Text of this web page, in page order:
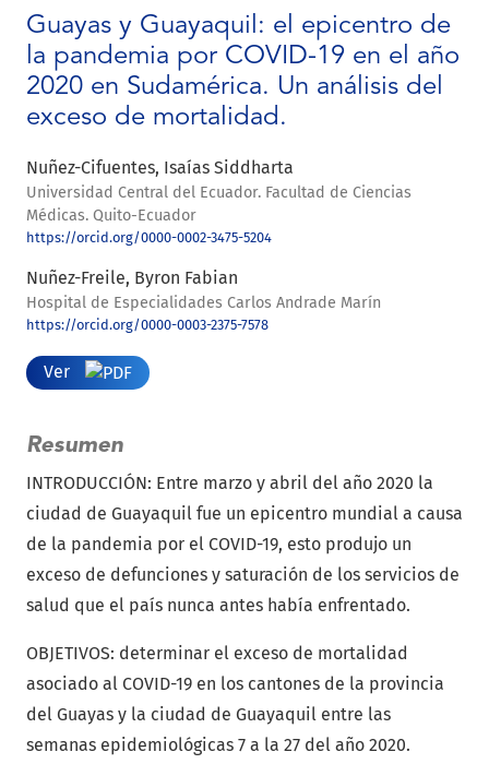
Guayas y Guayaquil: el epicentro de
la pandemia por COVID-19 en el año
2020 en Sudamérica. Un análisis del
exceso de mortalidad.
Nuñez-Cifuentes, Isaías Siddharta
Universidad Central del Ecuador. Facultad de Ciencias
Médicas. Quito-Ecuador
https://orcid.org/0000-0002-3475-5204
Nuñez-Freile, Byron Fabian
Hospital de Especialidades Carlos Andrade Marín
https://orcid.org/0000-0003-2375-7578
Ver
Resumen
INTRODUCCIÓN: Entre marzo y abril del año 2020 la
ciudad de Guayaquil fue un epicentro mundial a causa
de la pandemia por el COVID-19, esto produjo un
exceso de defunciones y saturación de los servicios de
salud que el país nunca antes había enfrentado.
OBJETIVOS: determinar el exceso de mortalidad
asociado al COVID-19 en los cantones de la provincia
del Guayas y la ciudad de Guayaquil entre las
semanas epidemiológicas 7 a la 27 del año 2020.